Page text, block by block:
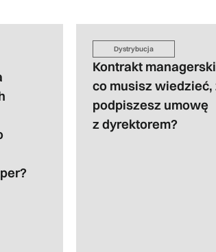
Dystrybucja
Kontrakt
co musisz wiedzieć,
podpiszesz umowę
z dyrektorem?